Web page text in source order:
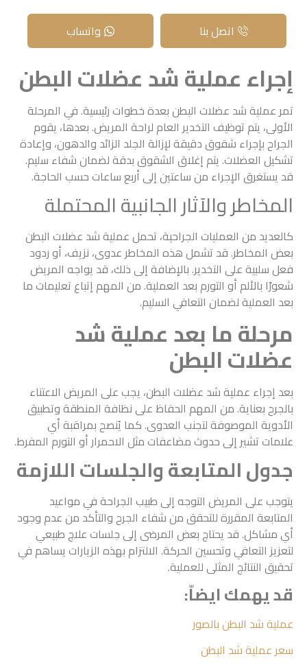
اتصل بنا واتساب
إجراء عملية شد عضلات البطن
تمر عملية شد عضلات البطن بعدة خطوات رئيسية. في المرحلة
الأولى، يتم توظيف التخدير العام لراحة المريض. بعدها، يقوم
الجراح بإجراء شقوق دقيقة لإزالة الجلد الزائد والدهون، وإعادة
تشكيل العضلات. يتم إغلاق الشقوق بدقة لضمان شفاء سليم.
قد يستغرق الإجراء من ساعتين إلى أربع ساعات حسب الحاجة.
المخاطر والآثار الجانبية المحتملة
كالعديد من العمليات الجراحية، تحمل عملية شد عضلات البطن
بعض المخاطر. قد تشمل هذه المخاطر عدوى، نزيف، أو ردود
فعل سلبية على التخدير. بالإضافة إلى ذلك، قد يواجه المريض
شعورًا بالألم أو التورم بعد العملية. من المهم إتباع تعليمات ما
بعد العملية لضمان التعافي السليم.
مرحلة ما بعد عملية شد
عضلات البطن
بعد إجراء عملية شد عضلات البطن، يجب على المريض الاعتناء
بالجرح بعناية. من المهم الحفاظ على نظافة المنطقة وتطبيق
الأدوية الموصوفة لتجنب العدوى. كما يُنصح بمراقبة أي
علامات تشير إلى حدوث مضاعفات مثل الاحمرار أو التورم المفرط.
جدول المتابعة والجلسات اللازمة
يتوجب على المريض التوجه إلى طبيب الجراحة في مواعيد
المتابعة المقررة للتحقق من شفاء الجرح والتأكد من عدم وجود
أي مشاكل. قد يحتاج بعض المرضى إلى جلسات علاج طبيعي
لتعزيز التعافي وتحسين الحركة. الالتزام بهذه الزيارات يساهم في
تحقيق النتائج المثلى للعملية.
قد يهمك ايضاّ:
عملية شد البطن بالصور
سعر عملية شد البطن